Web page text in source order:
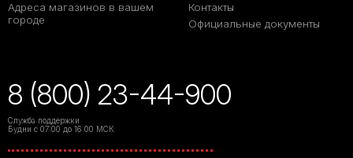
Адреса магазинов в вашем
городе
Контакты
Официальные документы
8 (800) 23-44-900
Служба поддержки
Будни с 07:00 до 16:00 МСК